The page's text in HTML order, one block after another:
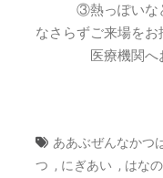
③熱っぽいなど
なさらずご来場をお
医療機関へお
ああぶぜんなかつ
つ , にぎあい , はなの